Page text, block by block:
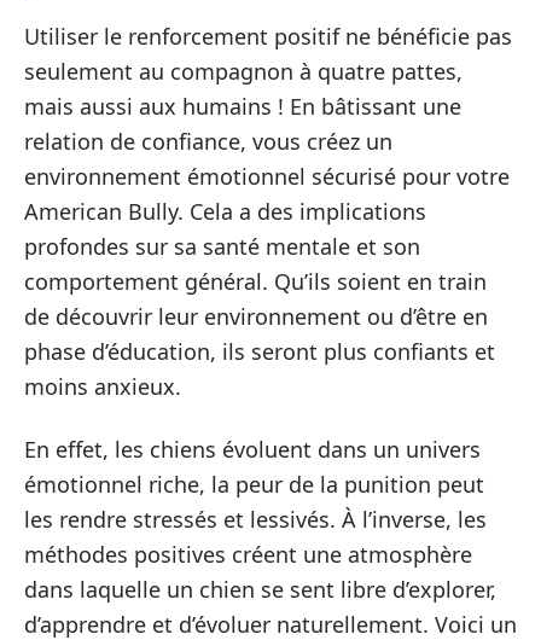
Utiliser le renforcement positif ne bénéficie pas
seulement au compagnon à quatre pattes,
mais aussi aux humains ! En bâtissant une
relation de confiance, vous créez un
environnement émotionnel sécurisé pour votre
American Bully. Cela a des implications
profondes sur sa santé mentale et son
comportement général. Qu’ils soient en train
de découvrir leur environnement ou d’être en
phase d’éducation, ils seront plus confiants et
moins anxieux.
En effet, les chiens évoluent dans un univers
émotionnel riche, la peur de la punition peut
les rendre stressés et lessivés. À l’inverse, les
méthodes positives créent une atmosphère
dans laquelle un chien se sent libre d’explorer,
d’apprendre et d’évoluer naturellement. Voici un